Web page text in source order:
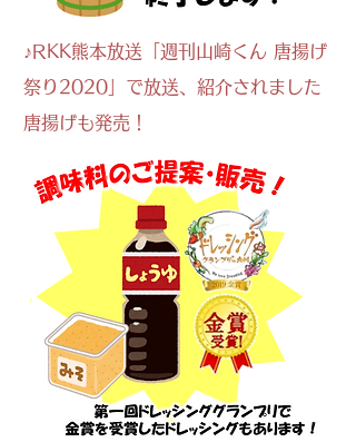
♪RKK熊本放送「​週刊山崎くん 唐揚げ
祭り2020」で放送、紹介されました​
唐揚げも発売！